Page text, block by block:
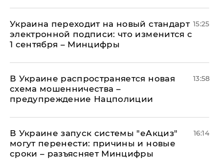
Украина переходит на новый стандарт
электронной подписи: что изменится с
1 сентября – Минцифры
15:25
В Украине распространяется новая
схема мошенничества –
предупреждение Нацполиции
13:58
В Украине запуск системы "еАкциз"
могут перенести: причины и новые
сроки – разъясняет Минцифры
16:14